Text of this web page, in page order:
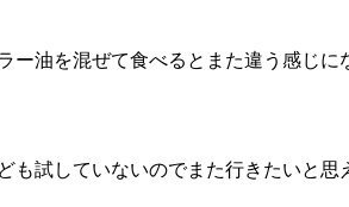
ー油を混ぜて食べるとまた違う感じに
も試していないのでまた行きたいと思